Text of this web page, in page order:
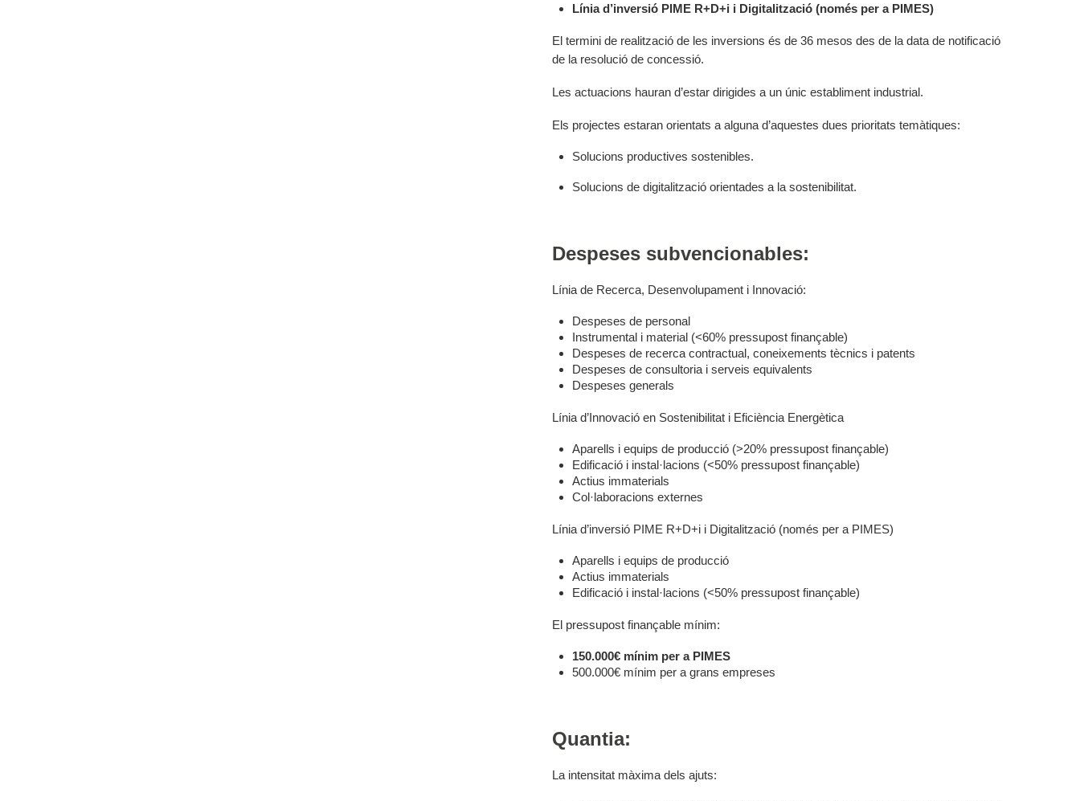
Línia d’inversió PIME R+D+i i Digitalització (només per a PIMES)
El termini de realització de les inversions és de 36 mesos des de la data de notificació
de la resolució de concessió.
Les actuacions hauran d’estar dirigides a un únic establiment industrial.
Els projectes estaran orientats a alguna d’aquestes dues prioritats temàtiques:
Solucions productives sostenibles.
Solucions de digitalització orientades a la sostenibilitat.
Despeses subvencionables:
Línia de Recerca, Desenvolupament i Innovació:
Despeses de personal
Instrumental i material (<60% pressupost finançable)
Despeses de recerca contractual, coneixements tècnics i patents
Despeses de consultoria i serveis equivalents
Despeses generals
Línia d’Innovació en Sostenibilitat i Eficiència Energètica
Aparells i equips de producció (>20% pressupost finançable)
Edificació i instal·lacions (<50% pressupost finançable)
Actius immaterials
Col·laboracions externes
Línia d’inversió PIME R+D+i i Digitalització (només per a PIMES)
Aparells i equips de producció
Actius immaterials
Edificació i instal·lacions (<50% pressupost finançable)
El pressupost finançable mínim:
150.000€ mínim per a PIMES
500.000€ mínim per a grans empreses
Quantia:
La intensitat màxima dels ajuts: